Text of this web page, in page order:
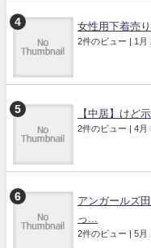
女性用下着売
2件のビュー | 1月
【中居】けど
2件のビュー | 4月
アンガールズ
っ...
2件のビュー | 5月